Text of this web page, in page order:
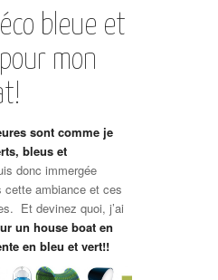
bleue et
mon
sont comme je
bleus et
donc immergée
cette ambiance et ces
Et devinez quoi, j’ai
un house boat en
en bleu et vert!!